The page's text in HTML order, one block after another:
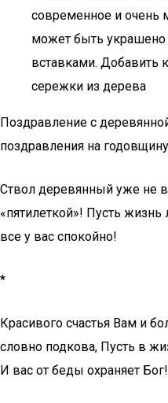
современное и очень
может быть украшено
вставками. Добавить
сережки из дерева
Поздравление с
поздравления на годовщину
Ствол деревянный уже не
«пятилеткой»! Пусть жизнь
все у вас спокойно!
*
Красивого счастья Вам и
словно подкова, Пусть в
И вас от беды охраняет Бог!